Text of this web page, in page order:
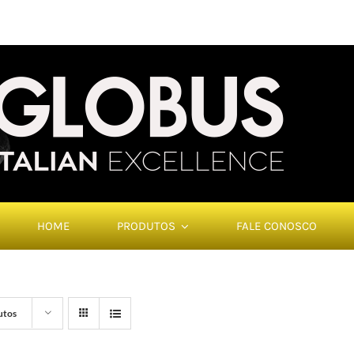
HOME PRODUTOS FALE CONOSCO